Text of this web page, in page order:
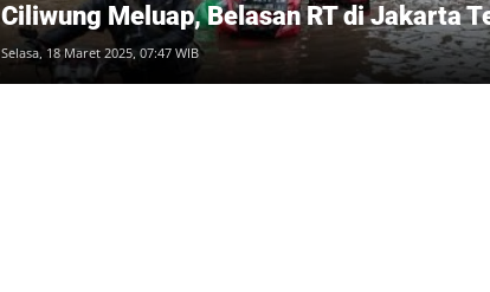
Ciliwung Meluap, Belasan RT di Jakarta
Selasa, 18 Maret 2025, 07:47 WIB